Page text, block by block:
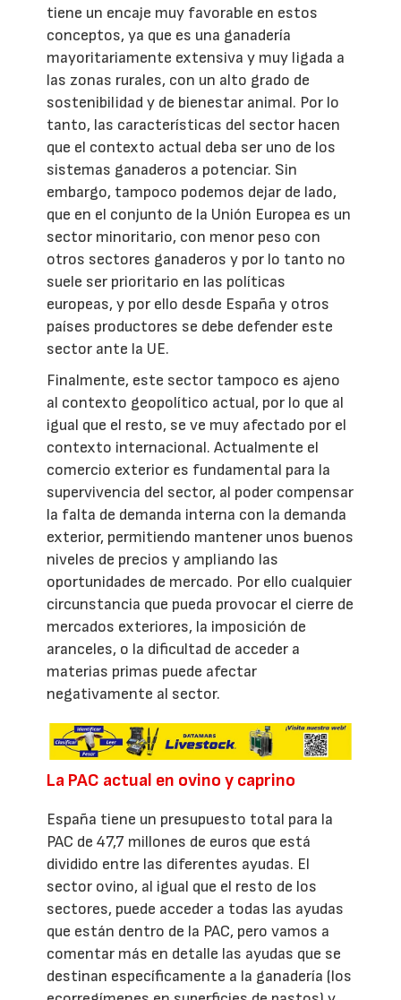
tiene un encaje muy favorable en estos
conceptos, ya que es una ganadería
mayoritariamente extensiva y muy ligada a
las zonas rurales, con un alto grado de
sostenibilidad y de bienestar animal. Por lo
tanto, las características del sector hacen
que el contexto actual deba ser uno de los
sistemas ganaderos a potenciar. Sin
embargo, tampoco podemos dejar de lado,
que en el conjunto de la Unión Europea es un
sector minoritario, con menor peso con
otros sectores ganaderos y por lo tanto no
suele ser prioritario en las políticas
europeas, y por ello desde España y otros
países productores se debe defender este
sector ante la UE.
Finalmente, este sector tampoco es ajeno
al contexto geopolítico actual, por lo que al
igual que el resto, se ve muy afectado por el
contexto internacional. Actualmente el
comercio exterior es fundamental para la
supervivencia del sector, al poder compensar
la falta de demanda interna con la demanda
exterior, permitiendo mantener unos buenos
niveles de precios y ampliando las
oportunidades de mercado. Por ello cualquier
circunstancia que pueda provocar el cierre de
mercados exteriores, la imposición de
aranceles, o la dificultad de acceder a
materias primas puede afectar
negativamente al sector.
La PAC actual en ovino y caprino
España tiene un presupuesto total para la
PAC de 47,7 millones de euros que está
dividido entre las diferentes ayudas. El
sector ovino, al igual que el resto de los
sectores, puede acceder a todas las ayudas
que están dentro de la PAC, pero vamos a
comentar más en detalle las ayudas que se
destinan específicamente a la ganadería (los